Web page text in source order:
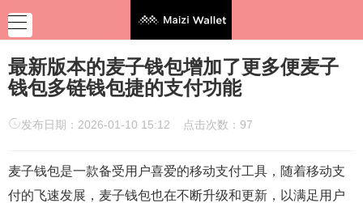
最新版本的麦子钱包增加了更多便麦子
钱包多链钱包捷的支付功能
发布日期：2026-01-10 15:12 点击次数：97
麦子钱包是一款备受用户喜爱的移动支付工具，随着移动支
付的飞速发展，麦子钱包也在不断升级和更新，以满足用户